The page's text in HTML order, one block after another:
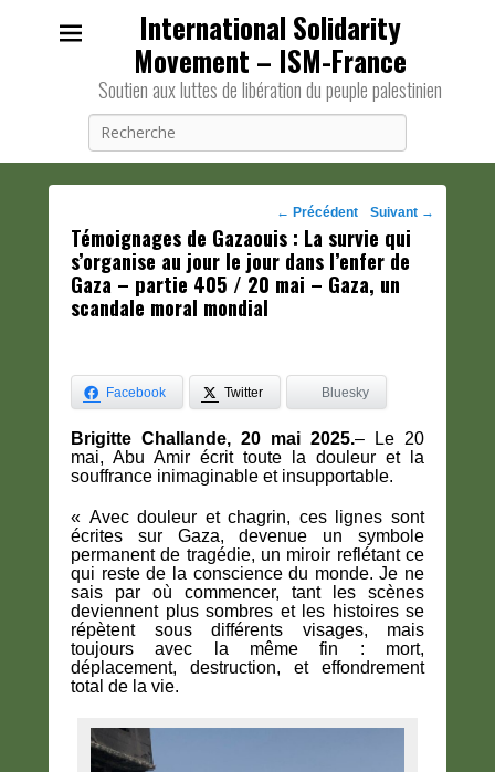
International Solidarity
Movement – ISM-France
Soutien aux luttes de libération du peuple palestinien
Navigation
des
posts
← Précédent Suivant →
Témoignages de Gazaouis : La survie qui
s’organise au jour le jour dans l’enfer de
Gaza – partie 405 / 20 mai – Gaza, un
scandale moral mondial
Facebook Twitter Bluesky
Brigitte Challande, 20 mai 2025.– Le 20
mai, Abu Amir écrit toute la douleur et la
souffrance inimaginable et insupportable.
« Avec douleur et chagrin, ces lignes sont
écrites sur Gaza, devenue un symbole
permanent de tragédie, un miroir reflétant ce
qui reste de la conscience du monde. Je ne
sais par où commencer, tant les scènes
deviennent plus sombres et les histoires se
répètent sous différents visages, mais
toujours avec la même fin : mort,
déplacement, destruction, et effondrement
total de la vie.